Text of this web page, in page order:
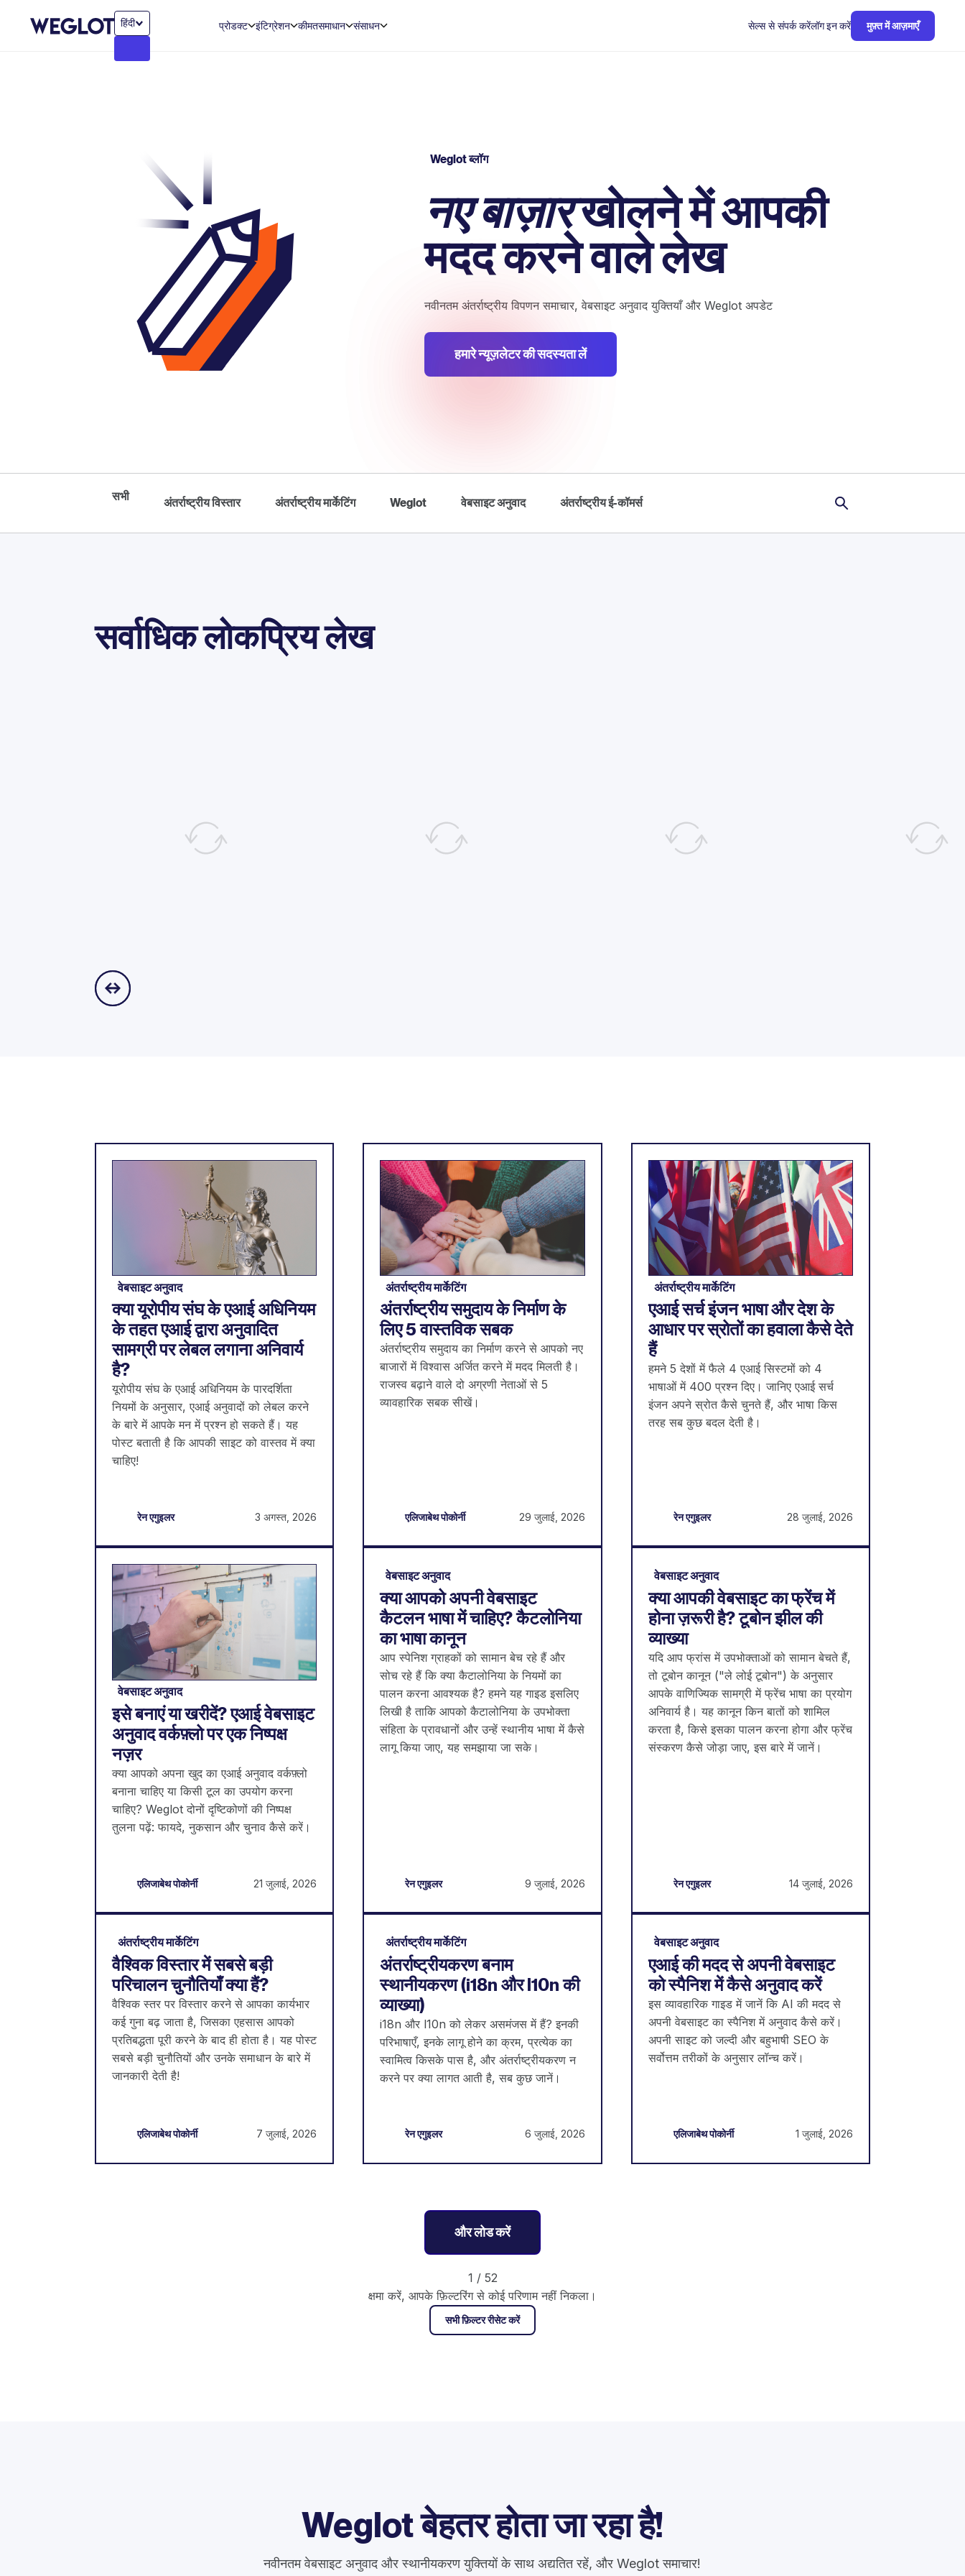
हिंदी प्रोडक्ट इंटिग्रेशन कीमतसमाधान संसाधन सेल्स से संपर्क करेंलॉग इन करें मुफ़्त में आज़माएँ
Weglot ब्लॉग
नए बाज़ारखोलने में आपकी
मदद करने वाले लेख
नवीनतम अंतर्राष्ट्रीय विपणन समाचार, वेबसाइट अनुवाद युक्तियाँ और Weglot अपडेट
हमारे न्यूज़लेटर की सदस्यता लें
सभी अंतर्राष्ट्रीय विस्तार अंतर्राष्ट्रीय मार्केटिंग Weglot वेबसाइट अनुवाद अंतर्राष्ट्रीय ई-कॉमर्स
सर्वाधिक लोकप्रिय लेख
वेबसाइट अनुवाद
क्या यूरोपीय संघ के एआई अधिनियम
के तहत एआई द्वारा अनुवादित
सामग्री पर लेबल लगाना अनिवार्य
है?
यूरोपीय संघ के एआई अधिनियम के पारदर्शिता
नियमों के अनुसार, एआई अनुवादों को लेबल करने
के बारे में आपके मन में प्रश्न हो सकते हैं। यह
पोस्ट बताती है कि आपकी साइट को वास्तव में क्या
चाहिए!
रेन एगुइलर 3 अगस्त, 2026
अंतर्राष्ट्रीय मार्केटिंग
अंतर्राष्ट्रीय समुदाय के निर्माण के
लिए 5 वास्तविक सबक
अंतर्राष्ट्रीय समुदाय का निर्माण करने से आपको नए
बाजारों में विश्वास अर्जित करने में मदद मिलती है।
राजस्व बढ़ाने वाले दो अग्रणी नेताओं से 5
व्यावहारिक सबक सीखें।
एलिजाबेथ पोकोर्नी 29 जुलाई, 2026
अंतर्राष्ट्रीय मार्केटिंग
एआई सर्च इंजन भाषा और देश के
आधार पर स्रोतों का हवाला कैसे देते
हैं
हमने 5 देशों में फैले 4 एआई सिस्टमों को 4
भाषाओं में 400 प्रश्न दिए। जानिए एआई सर्च
इंजन अपने स्रोत कैसे चुनते हैं, और भाषा किस
तरह सब कुछ बदल देती है।
रेन एगुइलर 28 जुलाई, 2026
वेबसाइट अनुवाद
इसे बनाएं या खरीदें? एआई वेबसाइट
अनुवाद वर्कफ़्लो पर एक निष्पक्ष
नज़र
क्या आपको अपना खुद का एआई अनुवाद वर्कफ़्लो
बनाना चाहिए या किसी टूल का उपयोग करना
चाहिए? Weglot दोनों दृष्टिकोणों की निष्पक्ष
तुलना पढ़ें: फायदे, नुकसान और चुनाव कैसे करें।
एलिजाबेथ पोकोर्नी 21 जुलाई, 2026
वेबसाइट अनुवाद
क्या आपको अपनी वेबसाइट
कैटलन भाषा में चाहिए? कैटलोनिया
का भाषा कानून
आप स्पेनिश ग्राहकों को सामान बेच रहे हैं और
सोच रहे हैं कि क्या कैटालोनिया के नियमों का
पालन करना आवश्यक है? हमने यह गाइड इसलिए
लिखी है ताकि आपको कैटालोनिया के उपभोक्ता
संहिता के प्रावधानों और उन्हें स्थानीय भाषा में कैसे
लागू किया जाए, यह समझाया जा सके।
रेन एगुइलर 9 जुलाई, 2026
वेबसाइट अनुवाद
क्या आपकी वेबसाइट का फ्रेंच में
होना ज़रूरी है? टूबोन झील की
व्याख्या
यदि आप फ्रांस में उपभोक्ताओं को सामान बेचते हैं,
तो टूबोन कानून ("ले लोई टूबोन") के अनुसार
आपके वाणिज्यिक सामग्री में फ्रेंच भाषा का प्रयोग
अनिवार्य है। यह कानून किन बातों को शामिल
करता है, किसे इसका पालन करना होगा और फ्रेंच
संस्करण कैसे जोड़ा जाए, इस बारे में जानें।
रेन एगुइलर 14 जुलाई, 2026
अंतर्राष्ट्रीय मार्केटिंग
वैश्विक विस्तार में सबसे बड़ी
परिचालन चुनौतियाँ क्या हैं?
वैश्विक स्तर पर विस्तार करने से आपका कार्यभार
कई गुना बढ़ जाता है, जिसका एहसास आपको
प्रतिबद्धता पूरी करने के बाद ही होता है। यह पोस्ट
सबसे बड़ी चुनौतियों और उनके समाधान के बारे में
जानकारी देती है!
एलिजाबेथ पोकोर्नी 7 जुलाई, 2026
अंतर्राष्ट्रीय मार्केटिंग
अंतर्राष्ट्रीयकरण बनाम
स्थानीयकरण (i18n और l10n की
व्याख्या)
i18n और l10n को लेकर असमंजस में हैं? इनकी
परिभाषाएँ, इनके लागू होने का क्रम, प्रत्येक का
स्वामित्व किसके पास है, और अंतर्राष्ट्रीयकरण न
करने पर क्या लागत आती है, सब कुछ जानें।
रेन एगुइलर 6 जुलाई, 2026
वेबसाइट अनुवाद
एआई की मदद से अपनी वेबसाइट
को स्पैनिश में कैसे अनुवाद करें
इस व्यावहारिक गाइड में जानें कि AI की मदद से
अपनी वेबसाइट का स्पैनिश में अनुवाद कैसे करें।
अपनी साइट को जल्दी और बहुभाषी SEO के
सर्वोत्तम तरीकों के अनुसार लॉन्च करें।
एलिजाबेथ पोकोर्नी 1 जुलाई, 2026
और लोड करें
1 / 52
क्षमा करें, आपके फ़िल्टरिंग से कोई परिणाम नहीं निकला।
सभी फ़िल्टर रीसेट करें
Weglot बेहतर होता जा रहा है!
नवीनतम वेबसाइट अनुवाद और स्थानीयकरण युक्तियों के साथ अद्यतित रहें, और Weglot समाचार!